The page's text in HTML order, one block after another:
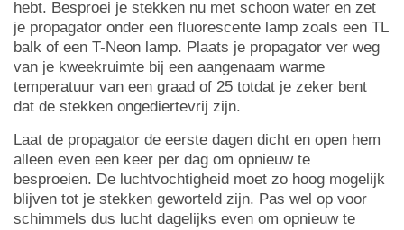
hebt. Besproei je stekken nu met schoon water en zet
je propagator onder een fluorescente lamp zoals een TL
balk of een T-Neon lamp. Plaats je propagator ver weg
van je kweekruimte bij een aangenaam warme
temperatuur van een graad of 25 totdat je zeker bent
dat de stekken ongediertevrij zijn.
Laat de propagator de eerste dagen dicht en open hem
alleen even een keer per dag om opnieuw te
besproeien. De luchtvochtigheid moet zo hoog mogelijk
blijven tot je stekken geworteld zijn. Pas wel op voor
schimmels dus lucht dagelijks even om opnieuw te